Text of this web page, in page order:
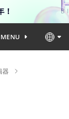
MENU
器